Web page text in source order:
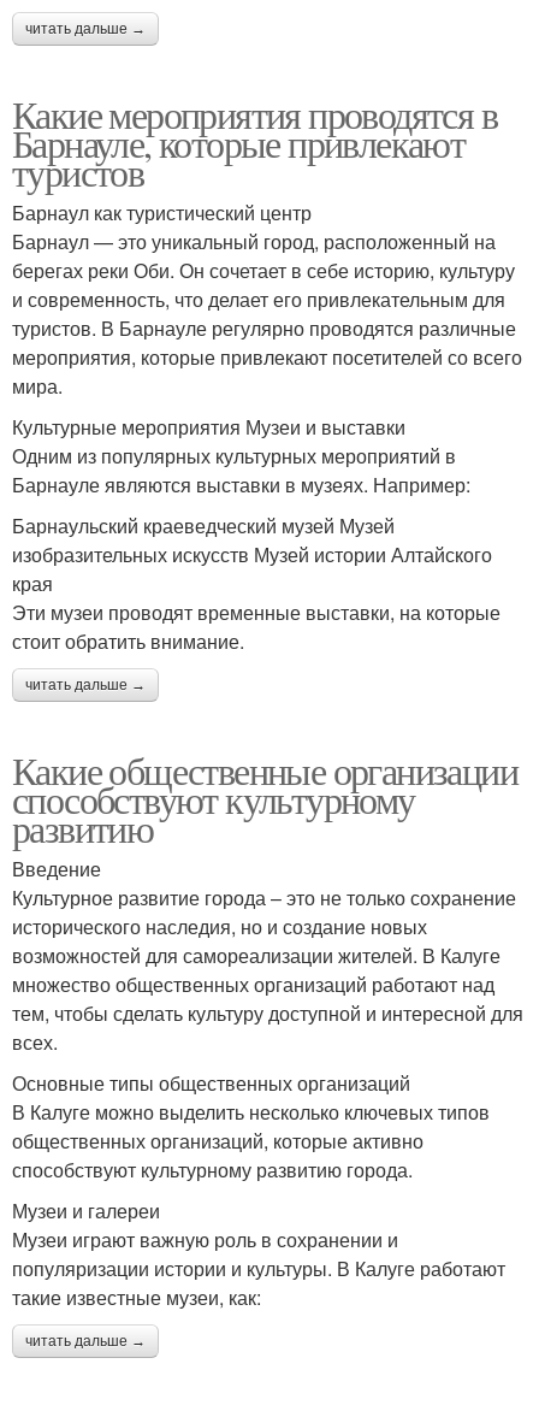
читать дальше →
Какие мероприятия проводятся в
Барнауле, которые привлекают
туристов
Барнаул как туристический центр
Барнаул — это уникальный город, расположенный на
берегах реки Оби. Он сочетает в себе историю, культуру
и современность, что делает его привлекательным для
туристов. В Барнауле регулярно проводятся различные
мероприятия, которые привлекают посетителей со всего
мира.
Культурные мероприятия Музеи и выставки
Одним из популярных культурных мероприятий в
Барнауле являются выставки в музеях. Например:
Барнаульский краеведческий музей Музей
изобразительных искусств Музей истории Алтайского
края
Эти музеи проводят временные выставки, на которые
стоит обратить внимание.
читать дальше →
Какие общественные организации
способствуют культурному
развитию
Введение
Культурное развитие города – это не только сохранение
исторического наследия, но и создание новых
возможностей для самореализации жителей. В Калуге
множество общественных организаций работают над
тем, чтобы сделать культуру доступной и интересной для
всех.
Основные типы общественных организаций
В Калуге можно выделить несколько ключевых типов
общественных организаций, которые активно
способствуют культурному развитию города.
Музеи и галереи
Музеи играют важную роль в сохранении и
популяризации истории и культуры. В Калуге работают
такие известные музеи, как:
читать дальше →